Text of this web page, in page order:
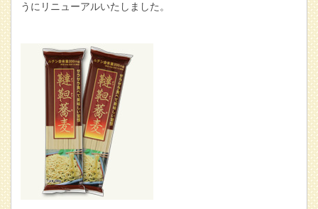
うにリニューアルいたしました。